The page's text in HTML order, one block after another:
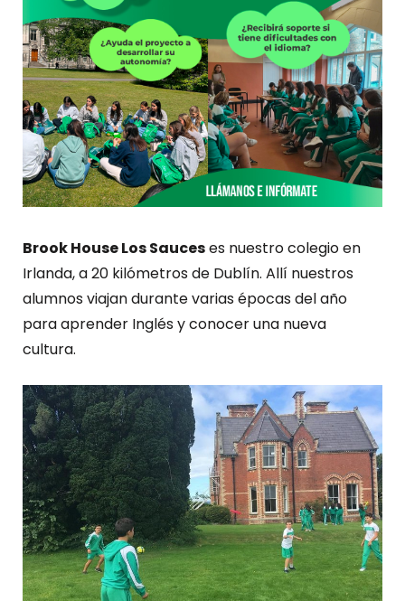
Brook House Los Sauceses nuestro colegio en
Irlanda, a 20 kilómetros de Dublín. Allí nuestros
alumnos viajan durante varias épocas del año
para aprender Inglés y conocer una nueva
cultura.